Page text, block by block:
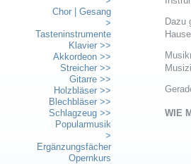
Chor | Gesang
>
Tasteninstrumente
Klavier >>
Akkordeon >>
Streicher >>
Gitarre >>
Holzbläser >>
Blechbläser >>
Schlagzeug >>
Popularmusik
>
Ergänzungsfächer
Opernkurs
Dazu
WIE